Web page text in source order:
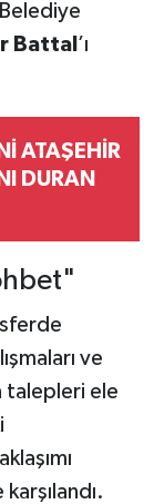
Battal ’ı
ATAŞEHİR
DURAN
ve
talepleri ele